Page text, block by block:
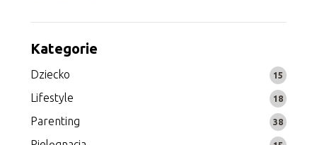
Kategorie
Dziecko 15
Lifestyle 18
Parenting 38